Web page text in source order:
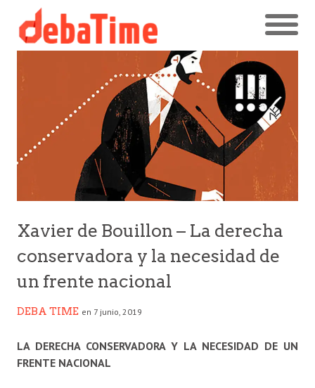
Xavier de Bouillon – La derecha
conservadora y la necesidad de
un frente nacional
DEBA TIME en 7 junio, 2019
LA DERECHA CONSERVADORA Y LA NECESIDAD DE UN
FRENTE NACIONAL